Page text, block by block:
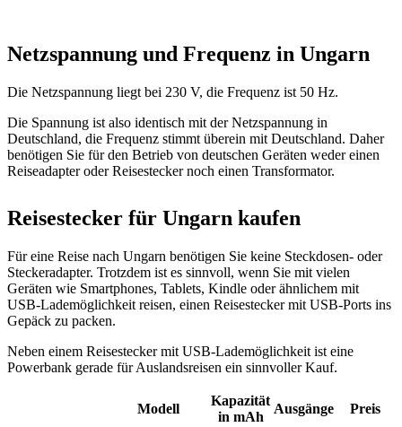
Netzspannung und Frequenz in Ungarn
Die Netzspannung liegt bei 230 V, die Frequenz ist 50 Hz.
Die Spannung ist also identisch mit der Netzspannung in
Deutschland, die Frequenz stimmt überein mit Deutschland. Daher
benötigen Sie für den Betrieb von deutschen Geräten weder einen
Reiseadapter oder Reisestecker noch einen Transformator.
Reisestecker für Ungarn kaufen
Für eine Reise nach Ungarn benötigen Sie keine Steckdosen- oder
Steckeradapter. Trotzdem ist es sinnvoll, wenn Sie mit vielen
Geräten wie Smartphones, Tablets, Kindle oder ähnlichem mit
USB-Lademöglichkeit reisen, einen Reisestecker mit USB-Ports ins
Gepäck zu packen.
Neben einem Reisestecker mit USB-Lademöglichkeit ist eine
Powerbank gerade für Auslandsreisen ein sinnvoller Kauf.
Modell
Kapazität
in mAh
Ausgänge
Preis